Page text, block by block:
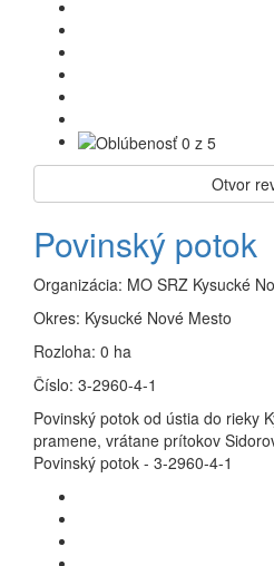
Otvor
Povinský potok
Organizácia: MO SRZ Kysucké
Okres: Kysucké Nové Mesto
Rozloha: 0 ha
Číslo: 3-2960-4-1
Povinský potok od ústia do rieky
pramene, vrátane prítokov
Povinský potok - 3-2960-4-1